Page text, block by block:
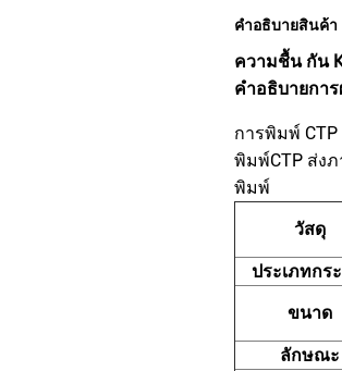
คําอธิบายสินค้า
ความชื้น กัน
คําอธิบายกา
การพิมพ์
พิมพ์CTP ส่ง
พิมพ์
วัสดุ
ประเภทกร
ขนาด
ลักษณะ